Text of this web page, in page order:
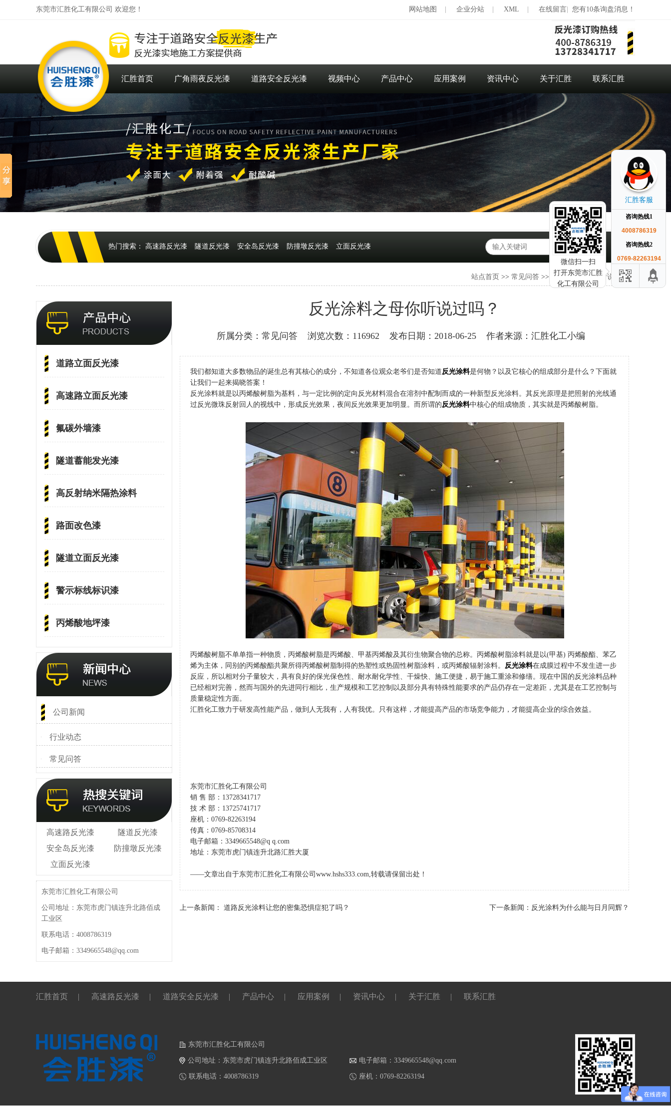
东莞市汇胜化工有限公司 欢迎您！ 网站地图 企业分站 XML 在线留言 您有10条询盘消息！
汇胜首页 广角雨夜反光漆 道路安全反光漆 视频中心 产品中心 应用案例 资讯中心 关于汇胜 联系汇胜
热门搜索： 高速路反光漆 隧道反光漆 安全岛反光漆 防撞墩反光漆 立面反光漆
站点首页 >> 常见问答 >> 反光涂料之母你听说过吗？
道路立面反光漆
高速路立面反光漆
氟碳外墙漆
隧道蓄能发光漆
高反射纳米隔热涂料
路面改色漆
隧道立面反光漆
警示标线标识漆
丙烯酸地坪漆
公司新闻
行业动态
常见问答
高速路反光漆
隧道反光漆
安全岛反光漆
防撞墩反光漆
立面反光漆
东莞市汇胜化工有限公司
公司地址：东莞市虎门镇连升北路佰成
工业区
联系电话：4008786319
电子邮箱：3349665548@qq.com
反光涂料之母你听说过吗？
所属分类：常见问答 浏览次数：116962 发布日期：2018-06-25 作者来源：汇胜化工小编
我们都知道大多数物品的诞生总有其核心的成分，不知道各位观众老爷们是否知道反光涂料是何物？以及它核心的组成部分是什么？下面就
让我们一起来揭晓答案！
反光涂料就是以丙烯酸树脂为基料，与一定比例的定向反光材料混合在溶剂中配制而成的一种新型反光涂料。其反光原理是把照射的光线通
过反光微珠反射回人的视线中，形成反光效果，夜间反光效果更加明显。而所谓的反光涂料中核心的组成物质，其实就是丙烯酸树脂。
丙烯酸树脂不单单指一种物质，丙烯酸树脂是丙烯酸、甲基丙烯酸及其衍生物聚合物的总称。丙烯酸树脂涂料就是以(甲基) 丙烯酸酯、苯乙
烯为主体，同别的丙烯酸酯共聚所得丙烯酸树脂制得的热塑性或热固性树脂涂料，或丙烯酸辐射涂料。 反光涂料在成膜过程中不发生进一步
反应，所以相对分子量较大，具有良好的保光保色性、耐水耐化学性、干燥快、施工便捷，易于施工重涂和修缮。现在中国的反光涂料品种
已经相对完善，然而与国外的先进同行相比，生产规模和工艺控制以及部分具有特殊性能要求的产品仍存在一定差距，尤其是在工艺控制与
质量稳定性方面。
汇胜化工致力于研发高性能产品，做到人无我有，人有我优。只有这样，才能提高产品的市场竞争能力，才能提高企业的综合效益。
东莞市汇胜化工有限公司
销 售 部：13728341717
技 术 部：13725741717
座机：0769-82263194
传真：0769-85708314
电子邮箱：3349665548@q q.com
地址：东莞市虎门镇连升北路汇胜大厦
——文章出自于东莞市汇胜化工有限公司www.hshs333.com,转载请保留出处！
上一条新闻： 道路反光涂料让您的密集恐惧症犯了吗？ 下一条新闻： 反光涂料为什么能与日月同辉？
汇胜首页 | 高速路反光漆 | 道路安全反光漆 | 产品中心 | 应用案例 | 资讯中心 | 关于汇胜 | 联系汇胜
东莞市汇胜化工有限公司
公司地址：东莞市虎门镇连升北路佰成工业区
联系电话：4008786319
电子邮箱：3349665548@qq.com
座机：0769-82263194
汇胜客服
咨询热线1
4008786319
咨询热线2
0769-82263194
微信扫一扫
打开东莞市汇胜
化工有限公司